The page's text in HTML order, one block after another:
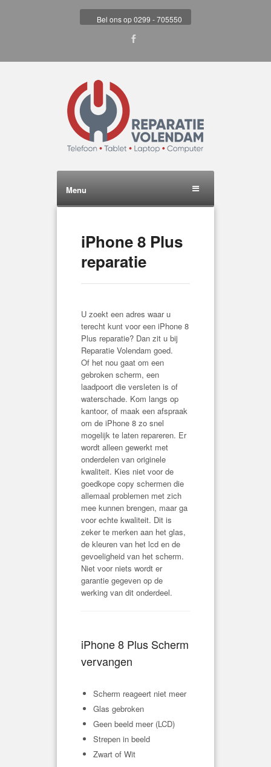
Bel ons op 0299 - 705550
Menu
iPhone 8 Plus
reparatie
U zoekt een adres waar u
terecht kunt voor een iPhone 8
Plus reparatie? Dan zit u bij
Reparatie Volendam goed.
Of het nou gaat om een
gebroken scherm, een
laadpoort die versleten is of
waterschade. Kom langs op
kantoor, of maak een afspraak
om de iPhone 8 zo snel
mogelijk te laten repareren. Er
wordt alleen gewerkt met
onderdelen van originele
kwaliteit. Kies niet voor de
goedkope copy schermen die
allemaal problemen met zich
mee kunnen brengen, maar ga
voor echte kwaliteit. Dit is
zeker te merken aan het glas,
de kleuren van het lcd en de
gevoeligheid van het scherm.
Niet voor niets wordt er
garantie gegeven op de
werking van dit onderdeel.
iPhone 8 Plus Scherm
vervangen
Scherm reageert niet meer
Glas gebroken
Geen beeld meer (LCD)
Strepen in beeld
Zwart of Wit